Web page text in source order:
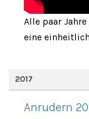
Alle paar
eine
2017
Anrudern